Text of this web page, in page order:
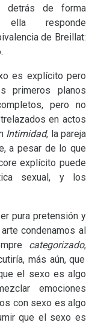
detrás de forma
ella responde
de Breillat:
es explícito pero
primeros planos
pero no
en actos
Intimidad, la pareja
a pesar de lo que
explícito puede
sexual, y los
pura pretensión y
condenamos al
categorizado,
más aún, que
el sexo es algo
emociones
con sexo es algo
que el sexo es